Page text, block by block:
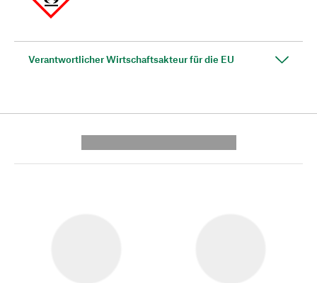
Verantwortlicher Wirtschaftsakteur für die EU